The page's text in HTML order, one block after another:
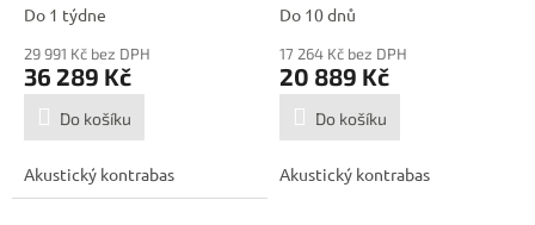
Do 1 týdne
29 991 Kč bez DPH
36 289 Kč
Do košíku
Akustický kontrabas
Do 10 dnů
17 264 Kč bez DPH
20 889 Kč
Do košíku
Akustický kontrabas